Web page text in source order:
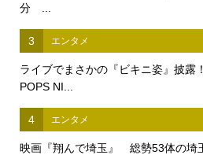
分 ...
3 エンタメ
ライブでまさかの『ビキニ姿』披
POPS NI...
4 エンタメ
映画『翔んで埼玉』 総勢53体の埼